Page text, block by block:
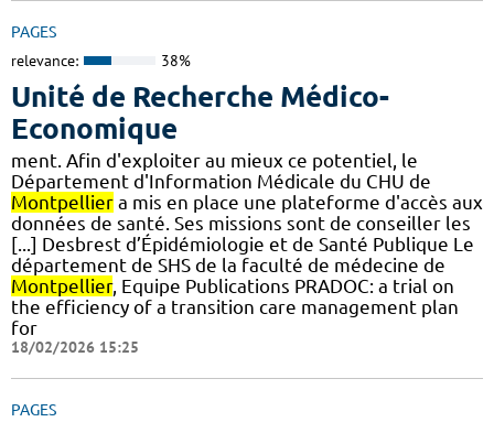
PAGES
relevance: 38%
Unité de Recherche Médico-
Economique
ment. Afin d'exploiter au mieux ce potentiel, le
Département d'Information Médicale du CHU de
Montpellier a mis en place une plateforme d'accès aux
données de santé. Ses missions sont de conseiller les
[...] Desbrest d’Épidémiologie et de Santé Publique Le
département de SHS de la faculté de médecine de
Montpellier, Equipe Publications PRADOC: a trial on
the efficiency of a transition care management plan
for
18/02/2026 15:25
PAGES